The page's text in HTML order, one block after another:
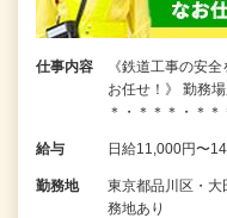
仕事内容
《鉄道工事の安
お任せ！》 勤務
＊・＊＊＊・＊
給与 日給11,000円〜
勤務地
東京都品川区・
務地あり